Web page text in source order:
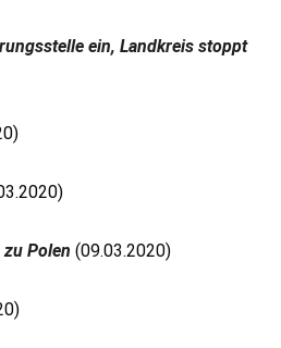
ein, Landkreis stoppt
Polen (09.03.2020)